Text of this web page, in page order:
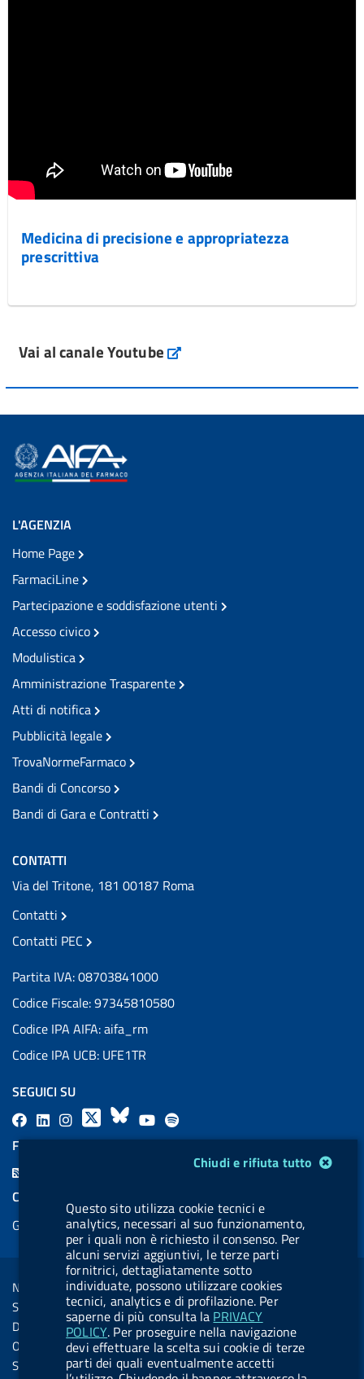
Medicina di precisione e appropriatezza
prescrittiva
Vai al canale Youtube
Chiudi e rifiuta tutto
Questo sito utilizza cookie tecnici e
analytics, necessari al suo funzionamento,
per i quali non è richiesto il consenso. Per
alcuni servizi aggiuntivi, le terze parti
fornitrici, dettagliatamente sotto
individuate, possono utilizzare cookies
tecnici, analytics e di profilazione. Per
saperne di più consulta la PRIVACY
POLICY. Per proseguire nella navigazione
devi effettuare la scelta sui cookie di terze
parti dei quali eventualmente accetti
L'AGENZIA
Home Page
FarmaciLine
Partecipazione e soddisfazione utenti
Accesso civico
Modulistica
Amministrazione Trasparente
Atti di notifica
Pubblicità legale
TrovaNormeFarmaco
Bandi di Concorso
Bandi di Gara e Contratti
CONTATTI
Via del Tritone, 181 00187 Roma
Contatti
Contatti PEC
Partita IVA: 08703841000
Codice Fiscale: 97345810580
Codice IPA AIFA: aifa_rm
Codice IPA UCB: UFE1TR
SEGUICI SU
F
a
L
i
a
l
.
b
u
t
t
o
n
X
B
l
s
k
y
Y
o
u
b
e
l
a
l
.
b
u
t
t
o
n
FEED RSS
COOKIES
Gestione cookie
Sezione Link Utili
Note legali
Social Media Policy
Dichiarazione di accessibilità
Obiettivi di accessibilità
Statistiche sito